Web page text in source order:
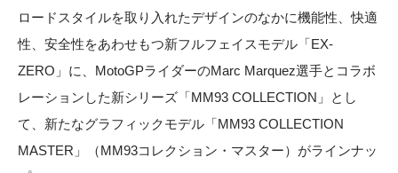
ロードスタイルを取り入れたデザインのなかに機能性、快適
性、安全性をあわせもつ新フルフェイスモデル「 EX-
ZERO 」に、 MotoGPライダーのMarc Marquez選手とコラボ
レーションした新シリーズ「 MM93 COLLECTION 」とし
て、新たなグラフィックモデル「 MM93 COLLECTION
MASTER 」（ MM93コレクション・マスター）がラインナッ